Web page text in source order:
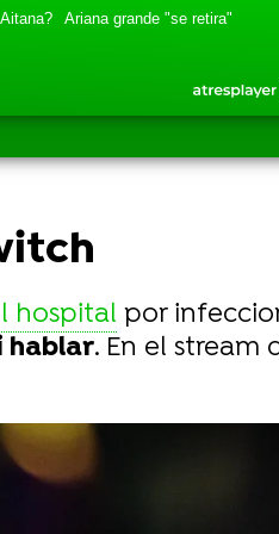
Ariana grande "se retira"
hospital por
hablar. En el stream